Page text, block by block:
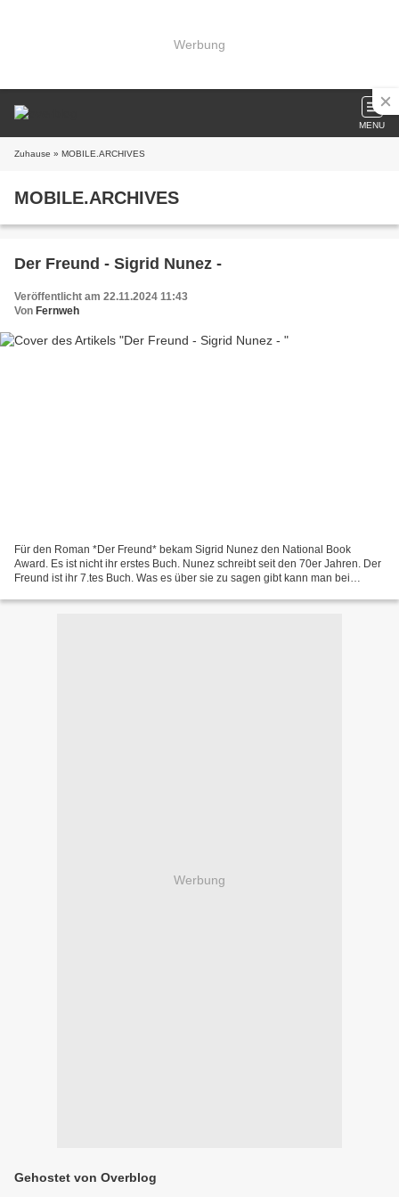
Werbung
MENU
Zuhause » MOBILE.ARCHIVES
MOBILE.ARCHIVES
Der Freund - Sigrid Nunez -
Veröffentlicht am 22.11.2024 11:43
Von Fernweh
Für den Roman *Der Freund* bekam Sigrid Nunez den National Book
Award. Es ist nicht ihr erstes Buch. Nunez schreibt seit den 70er Jahren. Der
Freund ist ihr 7.tes Buch. Was es über sie zu sagen gibt kann man bei
Werbung
Gehostet von Overblog